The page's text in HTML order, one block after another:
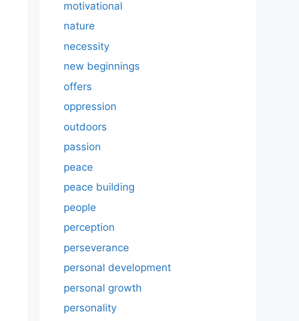
motivational
nature
necessity
new beginnings
offers
oppression
outdoors
passion
peace
peace building
people
perception
perseverance
personal development
personal growth
personality